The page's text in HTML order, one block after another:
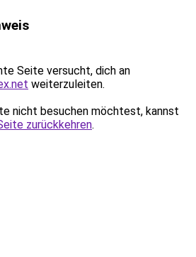
Seite versucht, dich an
weiterzuleiten.
nicht besuchen möchtest, kannst
zurückkehren.